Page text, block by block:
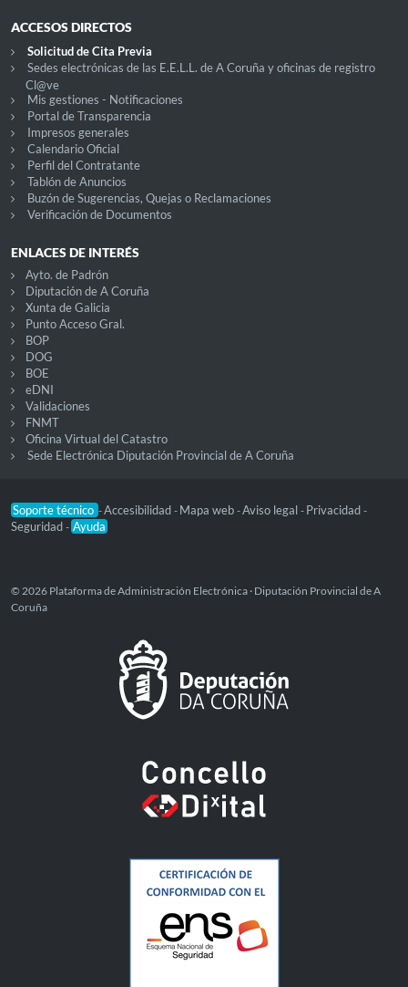
ACCESOS DIRECTOS
Solicitud de Cita Previa
Sedes electrónicas de las E.E.L.L. de A Coruña y oficinas de registro
Cl@ve
Mis gestiones - Notificaciones
Portal de Transparencia
Impresos generales
Calendario Oficial
Perfil del Contratante
Tablón de Anuncios
Buzón de Sugerencias, Quejas o Reclamaciones
Verificación de Documentos
ENLACES DE INTERÉS
Ayto. de Padrón
Diputación de A Coruña
Xunta de Galicia
Punto Acceso Gral.
BOP
DOG
BOE
eDNI
Validaciones
FNMT
Oficina Virtual del Catastro
Sede Electrónica Diputación Provincial de A Coruña
Soporte técnico -Accesibilidad - Mapa web -Aviso legal - Privacidad -
Seguridad - Ayuda
© 2026 Plataforma de Administración Electrónica · Diputación Provincial de A
Coruña